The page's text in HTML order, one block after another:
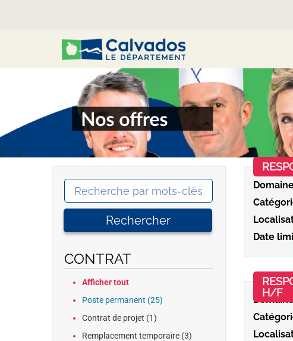
Rechercher
CONTRAT
Afficher tout
Poste permanent (25)
Contrat de projet (1)
Remplacement temporaire (3)
Date
H/F